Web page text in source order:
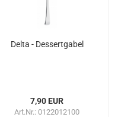
Delta - Dessertgabel
7,90 EUR
Art.Nr.: 0122012100